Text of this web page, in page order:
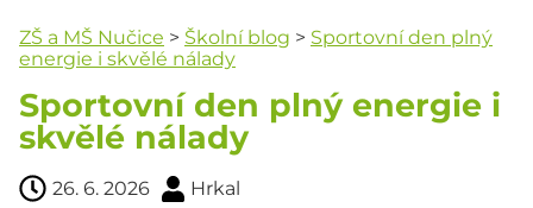
ZŠ a MŠ Nučice > Školní blog > Sportovní den plný
energie i skvělé nálady
Sportovní den plný energie i
skvělé nálady
26. 6. 2026 Hrkal